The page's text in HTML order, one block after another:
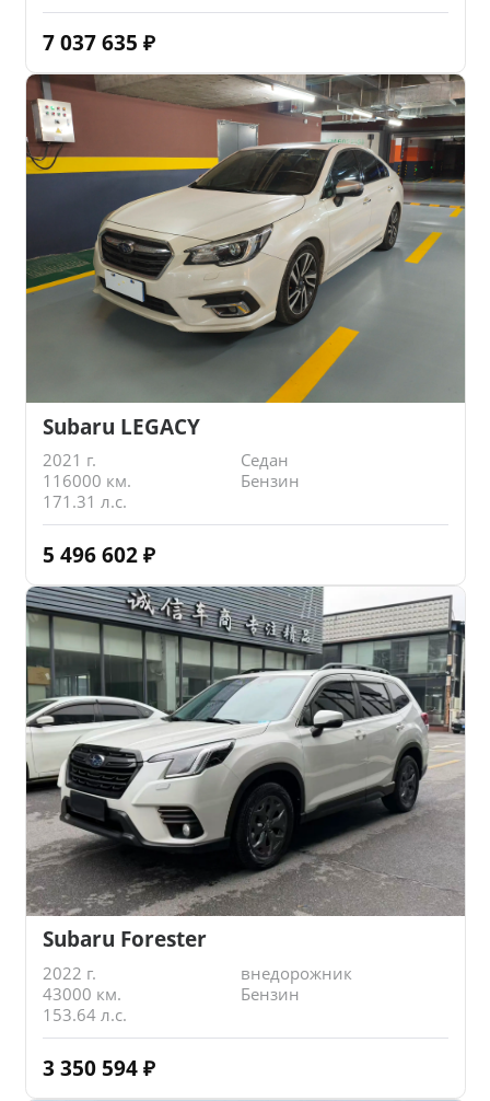
7 037 635 ₽
Subaru LEGACY
2021 г.
Седан
116000 км.
Бензин
171.31 л.с.
5 496 602 ₽
Subaru Forester
2022 г.
внедорожник
43000 км.
Бензин
153.64 л.с.
3 350 594 ₽